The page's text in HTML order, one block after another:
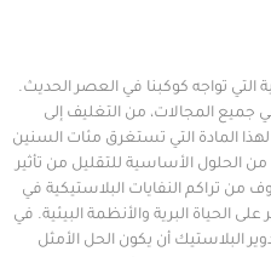
كوكبنا في العصر الحديث.
من التغليف إلى
التي تستغرق مئات السنين
الأساسية للتقليل من تأثير
النفايات البلاستيكية في
والأنظمة البيئية. في
أن يكون الحل الأمثل